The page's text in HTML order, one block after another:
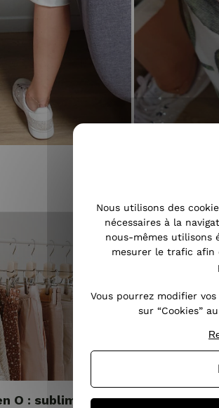
O : sublimez
Nous utilisons des
nécessaires à la
nous-mêmes utilisons
mesurer le trafic afin
Vous pourrez modifier
sur “Cookies”